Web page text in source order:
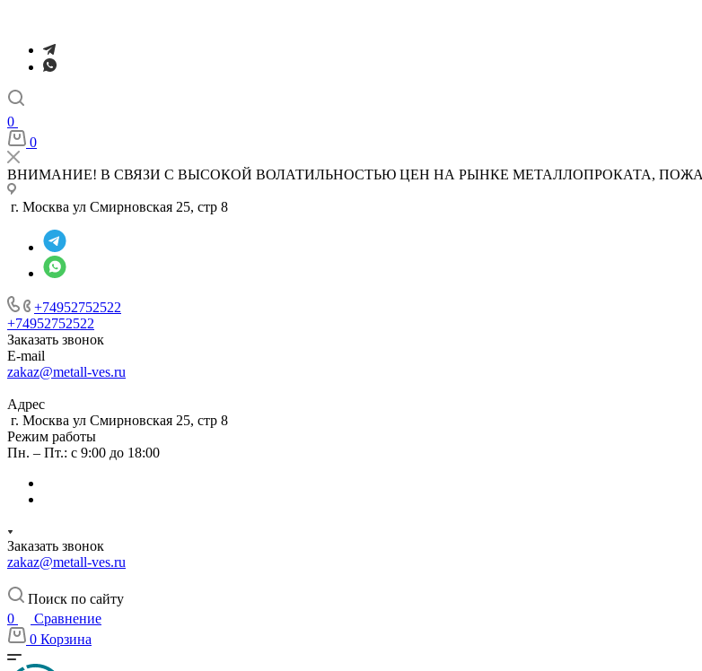
0
0
ВНИМАНИЕ! В СВЯЗИ С ВЫСОКОЙ ВОЛАТИЛЬНОСТЬЮ ЦЕН НА РЫНКЕ МЕТАЛЛОПРОКАТА,
г. Москва ул Смирновская 25, стр 8
+74952752522
+74952752522
Заказать звонок
E-mail
zakaz@metall-ves.ru
Адрес
г. Москва ул Смирновская 25, стр 8
Режим работы
Пн. – Пт.: с 9:00 до 18:00
Заказать звонок
zakaz@metall-ves.ru
Поиск по сайту
0
Сравнение
0 Корзина